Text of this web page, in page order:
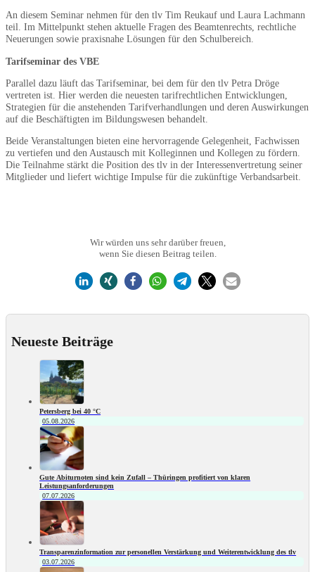
An diesem Seminar nehmen für den tlv Tim Reukauf und Laura Lachmann
teil. Im Mittelpunkt stehen aktuelle Fragen des Beamtenrechts, rechtliche
Neuerungen sowie praxisnahe Lösungen für den Schulbereich.
Tarifseminar des VBE
Parallel dazu läuft das Tarifseminar, bei dem für den tlv Petra Dröge
vertreten ist. Hier werden die neuesten tarifrechtlichen Entwicklungen,
Strategien für die anstehenden Tarifverhandlungen und deren Auswirkungen
auf die Beschäftigten im Bildungswesen behandelt.
Beide Veranstaltungen bieten eine hervorragende Gelegenheit, Fachwissen
zu vertiefen und den Austausch mit Kolleginnen und Kollegen zu fördern.
Die Teilnahme stärkt die Position des tlv in der Interessenvertretung seiner
Mitglieder und liefert wichtige Impulse für die zukünftige Verbandsarbeit.
Wir würden uns sehr darüber freuen,
wenn Sie diesen Beitrag teilen.
Neueste Beiträge
Petersberg bei 40 °C
05.08.2026
Gute Abiturnoten sind kein Zufall – Thüringen profitiert von klaren
Leistungsanforderungen
07.07.2026
Transparenzinformation zur personellen Verstärkung und Weiterentwicklung des tlv
03.07.2026